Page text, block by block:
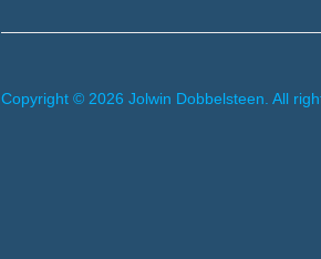
Copyright © 2026 Jolwin Dobbelsteen. All